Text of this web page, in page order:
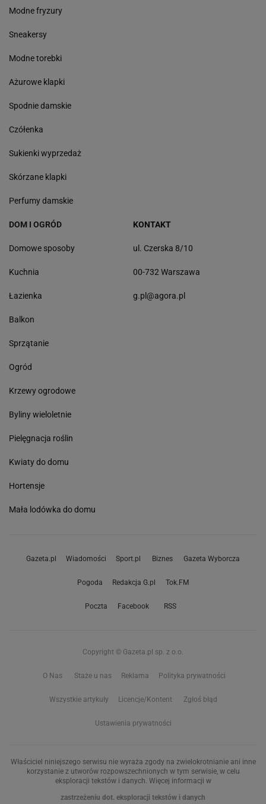
Modne fryzury
Sneakersy
Modne torebki
Ażurowe klapki
Spodnie damskie
Czółenka
Sukienki wyprzedaż
Skórzane klapki
Perfumy damskie
DOM I OGRÓD
Domowe sposoby
Kuchnia
Łazienka
Balkon
Sprzątanie
Ogród
Krzewy ogrodowe
Byliny wieloletnie
Pielęgnacja roślin
Kwiaty do domu
Hortensje
Mała lodówka do domu
KONTAKT
ul. Czerska 8/10
00-732 Warszawa
g.pl@agora.pl
Gazeta.pl Wiadomości Sport.pl Biznes Gazeta Wyborcza
Pogoda Redakcja G.pl Tok.FM
Poczta Facebook RSS
Copyright © Gazeta.pl sp. z o.o.
O Nas Staże u nas Reklama Polityka prywatności
Wszystkie artykuły Licencje/Kontent Zgłoś błąd
Ustawienia prywatności
Właściciel niniejszego serwisu nie wyraża zgody na zwielokrotnianie ani inne
korzystanie z utworów rozpowszechnionych w tym serwisie, w celu
eksploracji tekstów i danych. Więcej informacji w
zastrzeżeniu dot. eksploracji tekstów i danych